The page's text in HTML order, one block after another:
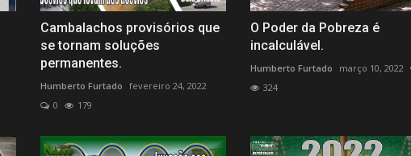
Cambalachos provisórios que
se tornam soluções
permanentes.
Humberto Furtado fevereiro 24, 2022
0
179
O Poder da Pobreza é
incalculável.
Humberto Furtado março 10, 2022
324